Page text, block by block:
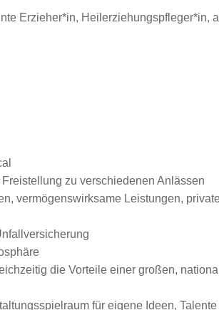
Erzieher*in, Heilerziehungspfleger*in,
zu verschiedenen Anlässen
vermögenswirksame Leistungen,
die Vorteile einer großen,
für eigene Ideen,